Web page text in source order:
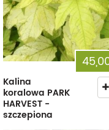
Kalina
koralowa PARK
HARVEST -
szczepiona